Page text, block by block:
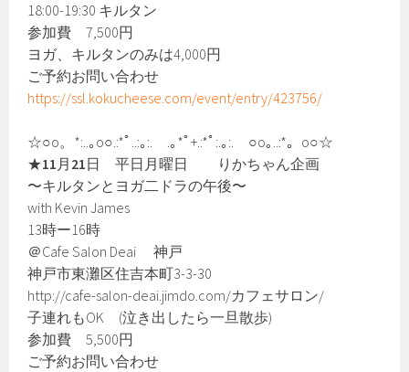
18:00-19:30 キルタン
参加費 7,500円
ヨガ、キルタンのみは4,000円
ご予約お問い合わせ
https://ssl.kokucheese.com/event/entry/423756/
☆○o。*:..｡o○.:*ﾟ..:｡:. .｡*ﾟ+.:*ﾟ:.｡:. ○o｡..:*。o○☆
★11月 21日 平日月曜日 りかちゃん企画
〜キルタンとヨガ二ドラの午後〜
with Kevin James
13時ー16時
＠Cafe Salon Deai 神戸
神戸市東灘区住吉本町3-3-30
http://cafe-salon-deai.jimdo.com/カフェサロン/
子連れもOK (泣き出したら一旦散歩)
参加費 5,500円
ご予約お問い合わせ